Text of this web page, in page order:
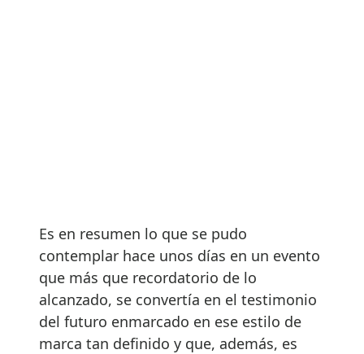
Es en resumen lo que se pudo
contemplar hace unos días en un evento
que más que recordatorio de lo
alcanzado, se convertía en el testimonio
del futuro enmarcado en ese estilo de
marca tan definido y que, además, es